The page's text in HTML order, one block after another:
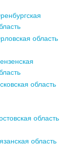
область
область
область
область